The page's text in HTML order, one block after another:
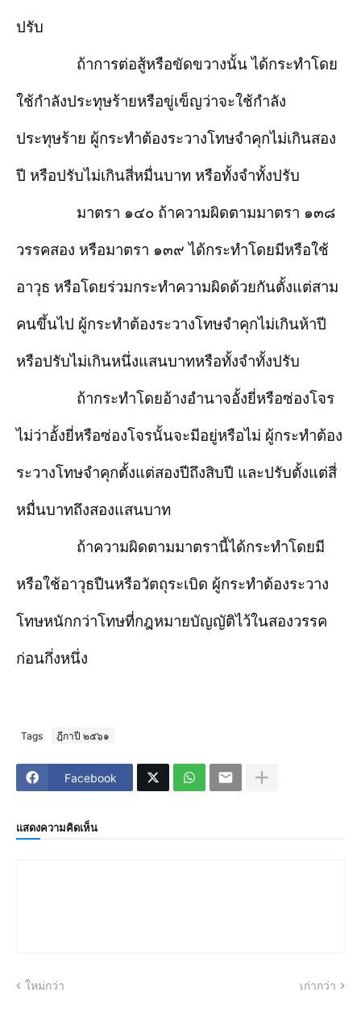
ปรับ
ถ้าการต่อสู้หรือขัดขวางนั้น ได้กระทำโดย
ใช้กำลังประทุษร้ายหรือขู่เข็ญว่าจะใช้กำลัง
ประทุษร้าย ผู้กระทำต้องระวางโทษจำคุกไม่เกินสอง
ปี หรือปรับไม่เกินสี่หมื่นบาท หรือทั้งจำทั้งปรับ
มาตรา ๑๔๐ ถ้าความผิดตามมาตรา ๑๓๘
วรรคสอง หรือมาตรา ๑๓๙ ได้กระทำโดยมีหรือใช้
อาวุธ หรือโดยร่วมกระทำความผิดด้วยกันตั้งแต่สาม
คนขึ้นไป ผู้กระทำต้องระวางโทษจำคุกไม่เกินห้าปี
หรือปรับไม่เกินหนึ่งแสนบาทหรือทั้งจำทั้งปรับ
ถ้ากระทำโดยอ้างอำนาจอั้งยี่หรือซ่องโจร
ไม่ว่าอั้งยี่หรือซ่องโจรนั้นจะมีอยู่หรือไม่ ผู้กระทำต้อง
ระวางโทษจำคุกตั้งแต่สองปีถึงสิบปี และปรับตั้งแต่สี่
หมื่นบาทถึงสองแสนบาท
ถ้าความผิดตามมาตรานี้ได้กระทำโดยมี
หรือใช้อาวุธปืนหรือวัตถุระเบิด ผู้กระทำต้องระวาง
โทษหนักกว่าโทษที่กฎหมายบัญญัติไว้ในสองวรรค
ก่อนกึ่งหนึ่ง
Tags ฎีกาปี ๒๕๖๑
Facebook
แสดงความคิดเห็น
ใหม่กว่า เก่ากว่า